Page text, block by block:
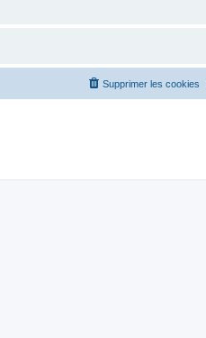
Supprimer les cookies